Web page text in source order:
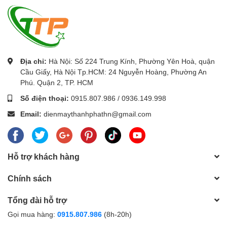
minh, bục giảng thông minh.
Với các thương hiệu nổi tiếng như
PKLNS..
Chúng tôi cam kết mang lại cho khách hàng :
hãng – Dịch vụ nhanh nhất
Để được tư vấn lắp đặt và sử dụng sản phẩm Quý khách hàng liên
0243.765.8333/0915.807.986
Cung cấpmáy phát điện Honda giá rẻ trên toàn quốc.
Địa chỉ: Hà Nội: Số 224 Trung Kính, Phường Yên Hoà, quận
Cầu Giấy, Hà Nội Tp.HCM: 24 Nguyễn Hoàng, Phường An
Phú. Quận 2, TP. HCM
Số điện thoại: 0915.807.986 / 0936.149.998
Email: dienmaythanhphathn@gmail.com
Hỗ trợ khách hàng
Chính sách
Tổng đài hỗ trợ
Gọi mua hàng: 0915.807.986 (8h-20h)